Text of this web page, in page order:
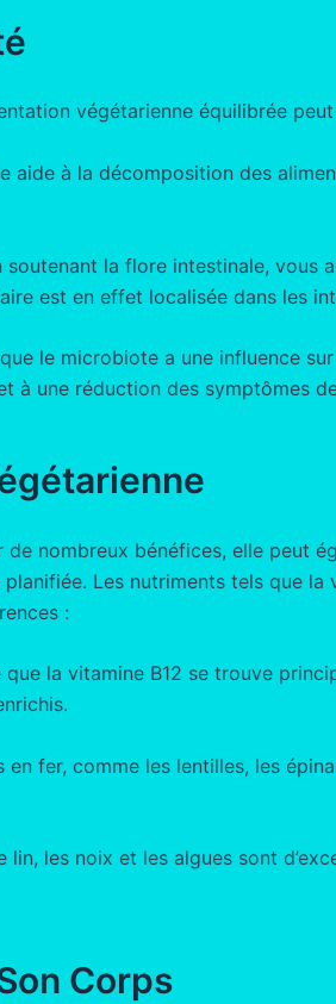
végétarienne équilibrée
aide à la décomposition des
soutenant la flore intestinale, vous
est en effet localisée dans les
le microbiote a une influence
à une réduction des symptômes
nombreux bénéfices, elle peut
planifiée. Les nutriments tels que
:
que la vitamine B12 se trouve
en fer, comme les lentilles, les
lin, les noix et les algues sont
Corps